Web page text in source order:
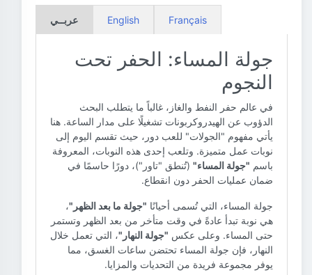
عربــي English Français
جولة المساء: الحفر تحت
النجوم
في عالم حفر النفط والغاز، غالباً ما يتطلب البحث
الدؤوب عن الهيدروكربونات تشغيلًا على مدار الساعة. هنا
يأتي مفهوم "الجولات" للعب دور، حيث تقسم اليوم إلى
نوبات عمل متميزة. وتلعب إحدى هذه النوبات، المعروفة
باسم "جولة المساء" (تُنطق "تاور")، دورًا حاسمًا في
ضمان عمليات الحفر دون انقطاع.
جولة المساء، التي تُسمى أحيانًا "جولة ما بعد الظهر"،
هي نوبة تبدأ عادةً في وقت متأخر من بعد الظهر وتستمر
حتى المساء. وعلى عكس "جولة النهار"، التي تعمل خلال
النهار، فإن جولة المساء تحتضن ساعات الغسق، مما
يوفر مجموعة فريدة من التحديات والمزايا.